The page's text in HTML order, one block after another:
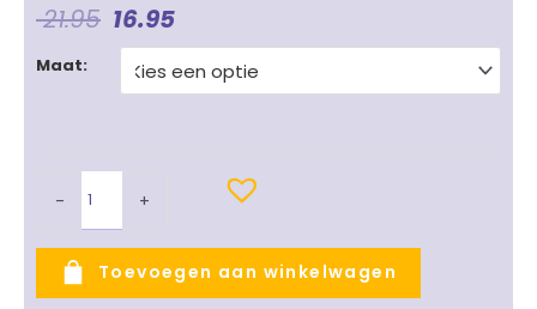
21.95 Oorspronkelijke
Prijs
Was:
€ 21.95.
16.95Huidige
Prijs
Is:
€ 16.95.
Maat:
-
Frogs
You
Need
is
+
Toevoegen aan winkelwagen